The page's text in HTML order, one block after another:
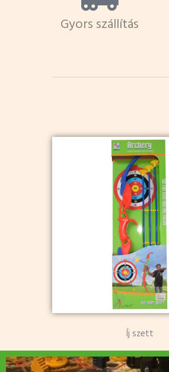
Gyors szállítás
Íj szett